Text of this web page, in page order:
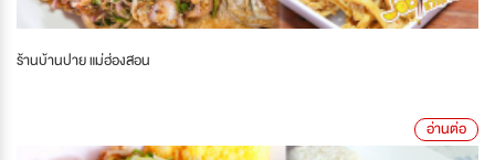
ร้านบ้านปาย แม่ฮ่องสอน
อ่านต่อ